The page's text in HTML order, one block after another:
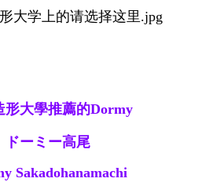
形大學推薦的Dormy
ドーミー高尾
Sakadohanamachi